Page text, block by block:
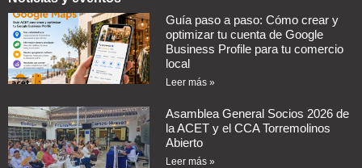
Guía paso a paso: Cómo crear y
optimizar tu cuenta de Google
Business Profile para tu comercio
local
Leer más »
Asamblea General Socios 2026 de
la ACET y el CCA Torremolinos
Abierto
Leer más »